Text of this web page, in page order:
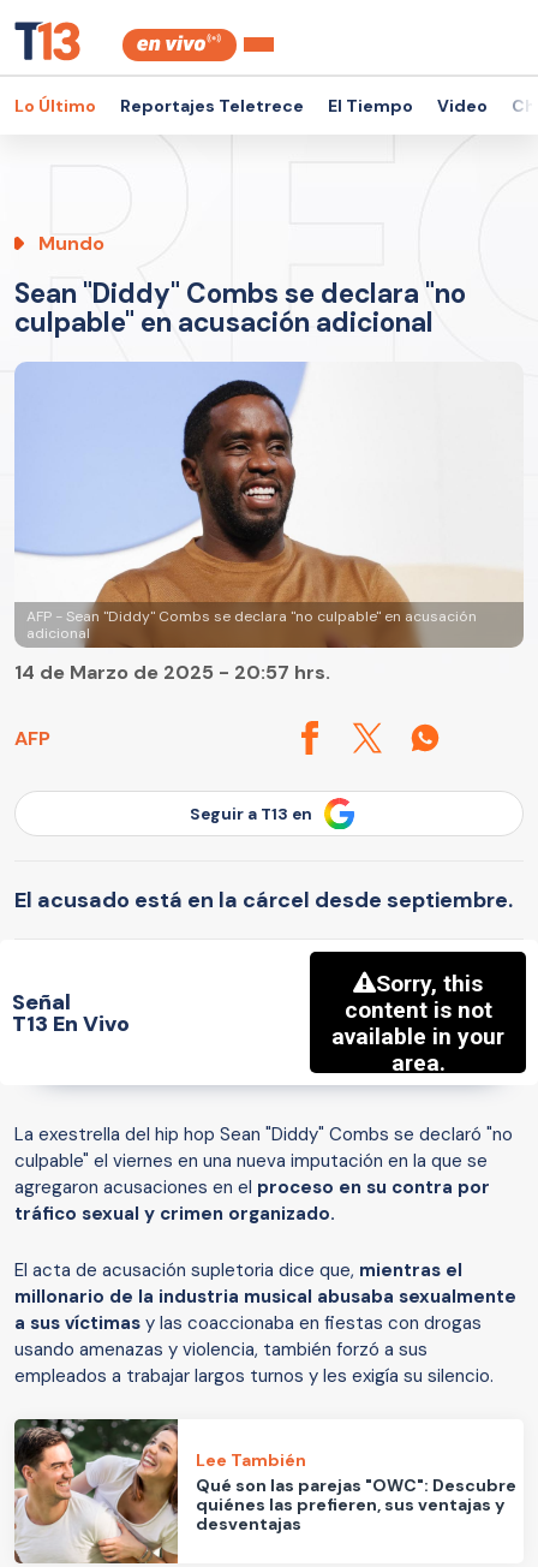
Lo Último Reportajes Teletrece El Tiempo Video
Mundo
Sean "Diddy" Combs se declara "no
culpable" en acusación adicional
AFP - Sean "Diddy" Combs se declara "no culpable" en acusación
adicional
AFP
14 de Marzo de 2025 - 20:57 hrs.
Seguir a T13 en
El acusado está en la cárcel desde septiembre.
Señal
T13 En Vivo
La exestrella del hip hop Sean "Diddy" Combs se declaró "no
culpable" el viernes en una nueva imputación en la que se
agregaron acusaciones en el proceso en su contra por
tráfico sexual y crimen organizado.
El acta de acusación supletoria dice que, mientras el
millonario de la industria musical abusaba sexualmente
a sus víctimas y las coaccionaba en fiestas con drogas
usando amenazas y violencia, también forzó a sus
empleados a trabajar largos turnos y les exigía su silencio.
Lee También
Qué son las parejas "OWC": Descubre
quiénes las prefieren, sus ventajas y
desventajas